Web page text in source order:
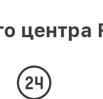
центра